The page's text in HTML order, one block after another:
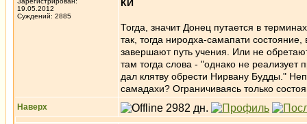
19.05.2012
Суждений: 2885
КИ
Тогда, значит Донец путается в
так, тогда ниродха-самапати
завершают путь учения. Или не
там тогда слова - "однако не
дал клятву обрести Нирвану Будды."
самадахи? Ограничиваясь только
Наверх